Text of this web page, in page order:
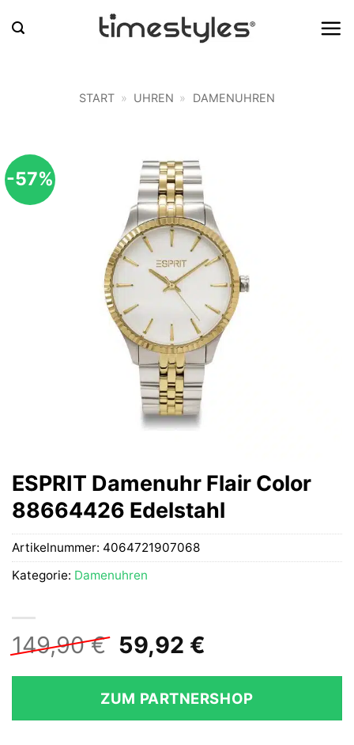
Inhalt
START » UHREN » DAMENUHREN
-57%
ESPRIT Damenuhr Flair Color
88664426 Edelstahl
149,90€ Ursprünglicher
Preis
war:
149,90 €
59,92 €
ist:
59,92 €.
ZUM PARTNERSHOP
Artikelnummer: 4064721907068
Kategorie: Damenuhren